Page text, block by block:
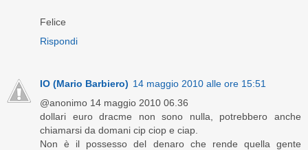
Felice
Rispondi
IO (Mario Barbiero) 14 maggio 2010 alle ore 15:51
@anonimo 14 maggio 2010 06.36
dollari euro dracme non sono nulla, potrebbero anche
chiamarsi da domani cip ciop e ciap.
Non è il possesso del denaro che rende quella gente